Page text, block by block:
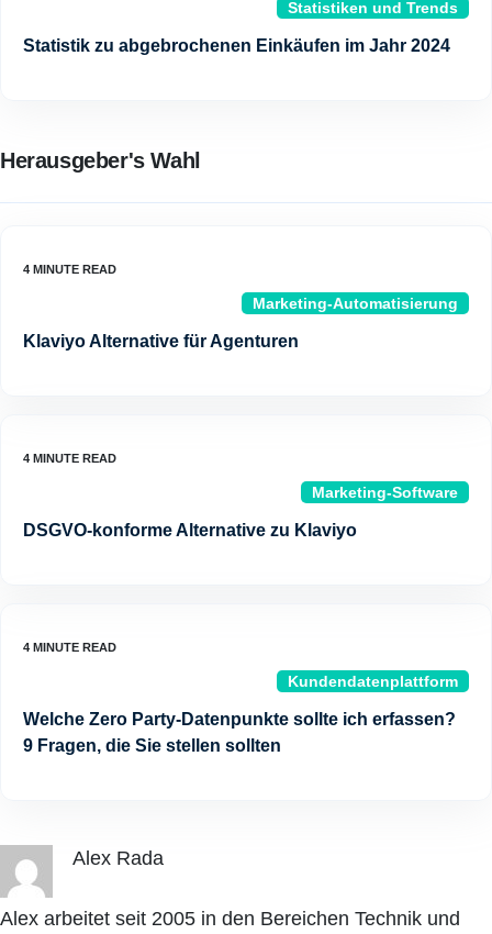
Statistiken und Trends
Statistik zu abgebrochenen Einkäufen im Jahr 2024
Herausgeber's Wahl
Marketing-Automatisierung
Klaviyo Alternative für Agenturen
Marketing-Software
DSGVO-konforme Alternative zu Klaviyo
Kundendatenplattform
Welche Zero Party-Datenpunkte sollte ich erfassen?
9 Fragen, die Sie stellen sollten
Alex Rada
Alex arbeitet seit 2005 in den Bereichen Technik und